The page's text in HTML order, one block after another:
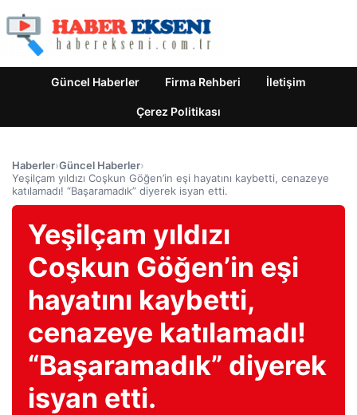
Güncel Haberler Firma Rehberi İletişim
Çerez Politikası
Haberler›Güncel Haberler›
Yeşilçam yıldızı Coşkun Göğen’in eşi hayatını kaybetti, cenazeye
katılamadı! “Başaramadık” diyerek isyan etti.
Yeşilçam yıldızı
Coşkun Göğen’in eşi
hayatını kaybetti,
cenazeye katılamadı!
“Başaramadık” diyerek
isyan etti.